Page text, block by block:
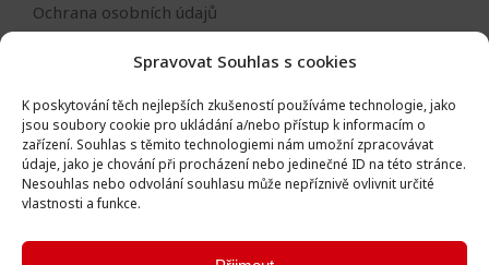
Spravovat Souhlas s cookies
K poskytování těch nejlepších zkušeností používáme technologie, jako
jsou soubory cookie pro ukládání a/nebo přístup k informacím o
zařízení. Souhlas s těmito technologiemi nám umožní zpracovávat
údaje, jako je chování při procházení nebo jedinečné ID na této stránce.
Nesouhlas nebo odvolání souhlasu může nepříznivě ovlivnit určité
vlastnosti a funkce.
Ochrana osobních údajů
Formulář - odstoupení od smlouvy
Odstoupení od smlouvy